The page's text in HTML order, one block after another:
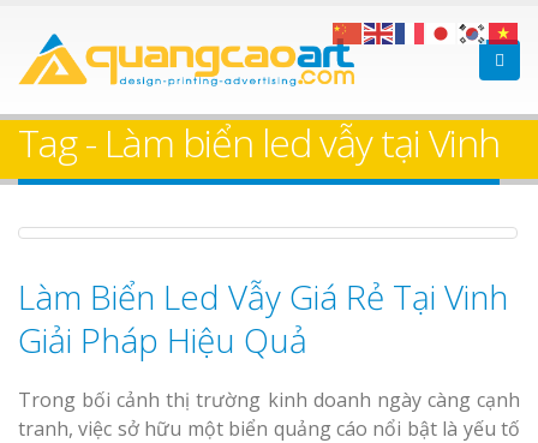
Tag - Làm biển led vẫy tại Vinh
Làm Biển Led Vẫy Giá Rẻ Tại Vinh
Giải Pháp Hiệu Quả
Trong bối cảnh thị trường kinh doanh ngày càng cạnh
tranh, việc sở hữu một biển quảng cáo nổi bật là yếu tố
Làm bảng hiệu gỗ tại
Bảng gỗ treo cửa
theo yêu cầu
Làm Biển
Thuận An
Dương